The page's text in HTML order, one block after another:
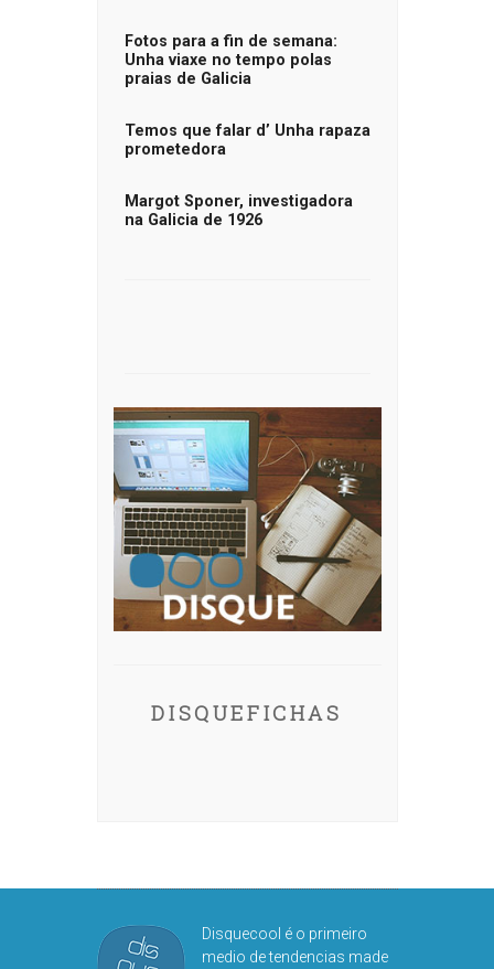
Fotos para a fin de semana:
Unha viaxe no tempo polas
praias de Galicia
Temos que falar d’ Unha rapaza
prometedora
Margot Sponer, investigadora
na Galicia de 1926
DISQUEFICHAS
Disquecool é o primeiro
medio de tendencias made